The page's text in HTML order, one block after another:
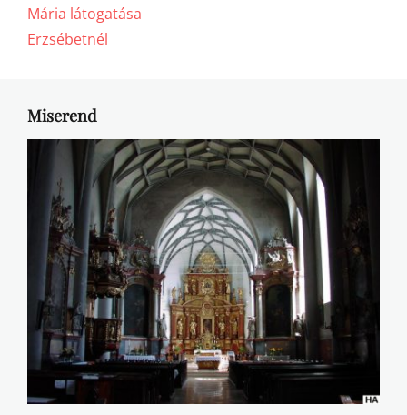
Mária látogatása
Erzsébetnél
Miserend